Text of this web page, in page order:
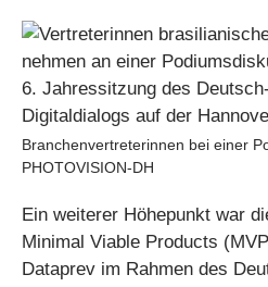
Branchenvertreterinnen bei einer
PHOTOVISION-DH
Ein weiterer Höhepunkt war
Minimal Viable Products
Dataprev im Rahmen des